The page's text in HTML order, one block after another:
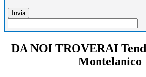
DA NOI TROVERAI
Montelanico